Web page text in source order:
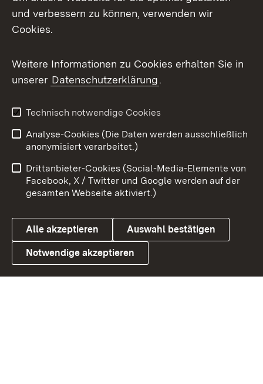
Facebook
X / Twitter
Youtube
Link zum Landesportal
Impressum
Kontakt
Barrierefreiheit
Datenschutz
Cookies
und verbessern zu können, verwenden wir
Cookies.
Weitere Informationen zu Cookies erhalten Sie in
unserer Datenschutzerklärung.
Technisch notwendige Cookies
Analyse-Cookies (Die Daten werden ausschließlich
anonymisiert verarbeitet.)
Drittanbieter-Cookies (Social-Media-Elemente von
Facebook, X / Twitter und Google werden auf der
gesamten Webseite aktiviert.)
Alle akzeptieren Auswahl bestätigen
Notwendige akzeptieren